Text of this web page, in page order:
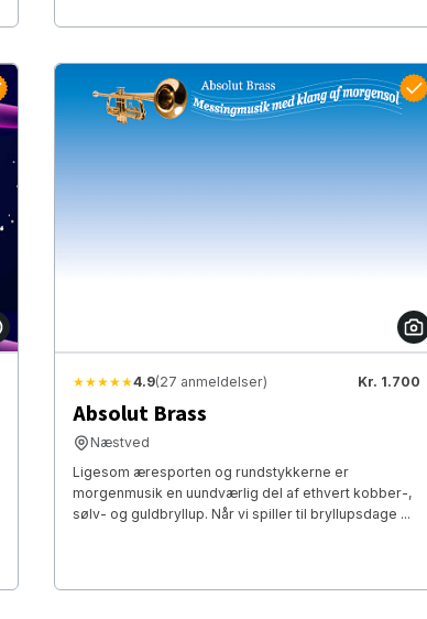
★★★★★4.9(27 anmeldelser) Kr. 1.700
Absolut Brass
Næstved
Ligesom æresporten og rundstykkerne er
morgenmusik en uundværlig del af ethvert kobber-,
sølv- og guldbryllup. Når vi spiller til bryllupsdage ...